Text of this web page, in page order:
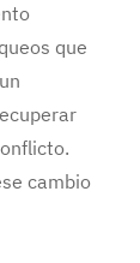
que
cambio